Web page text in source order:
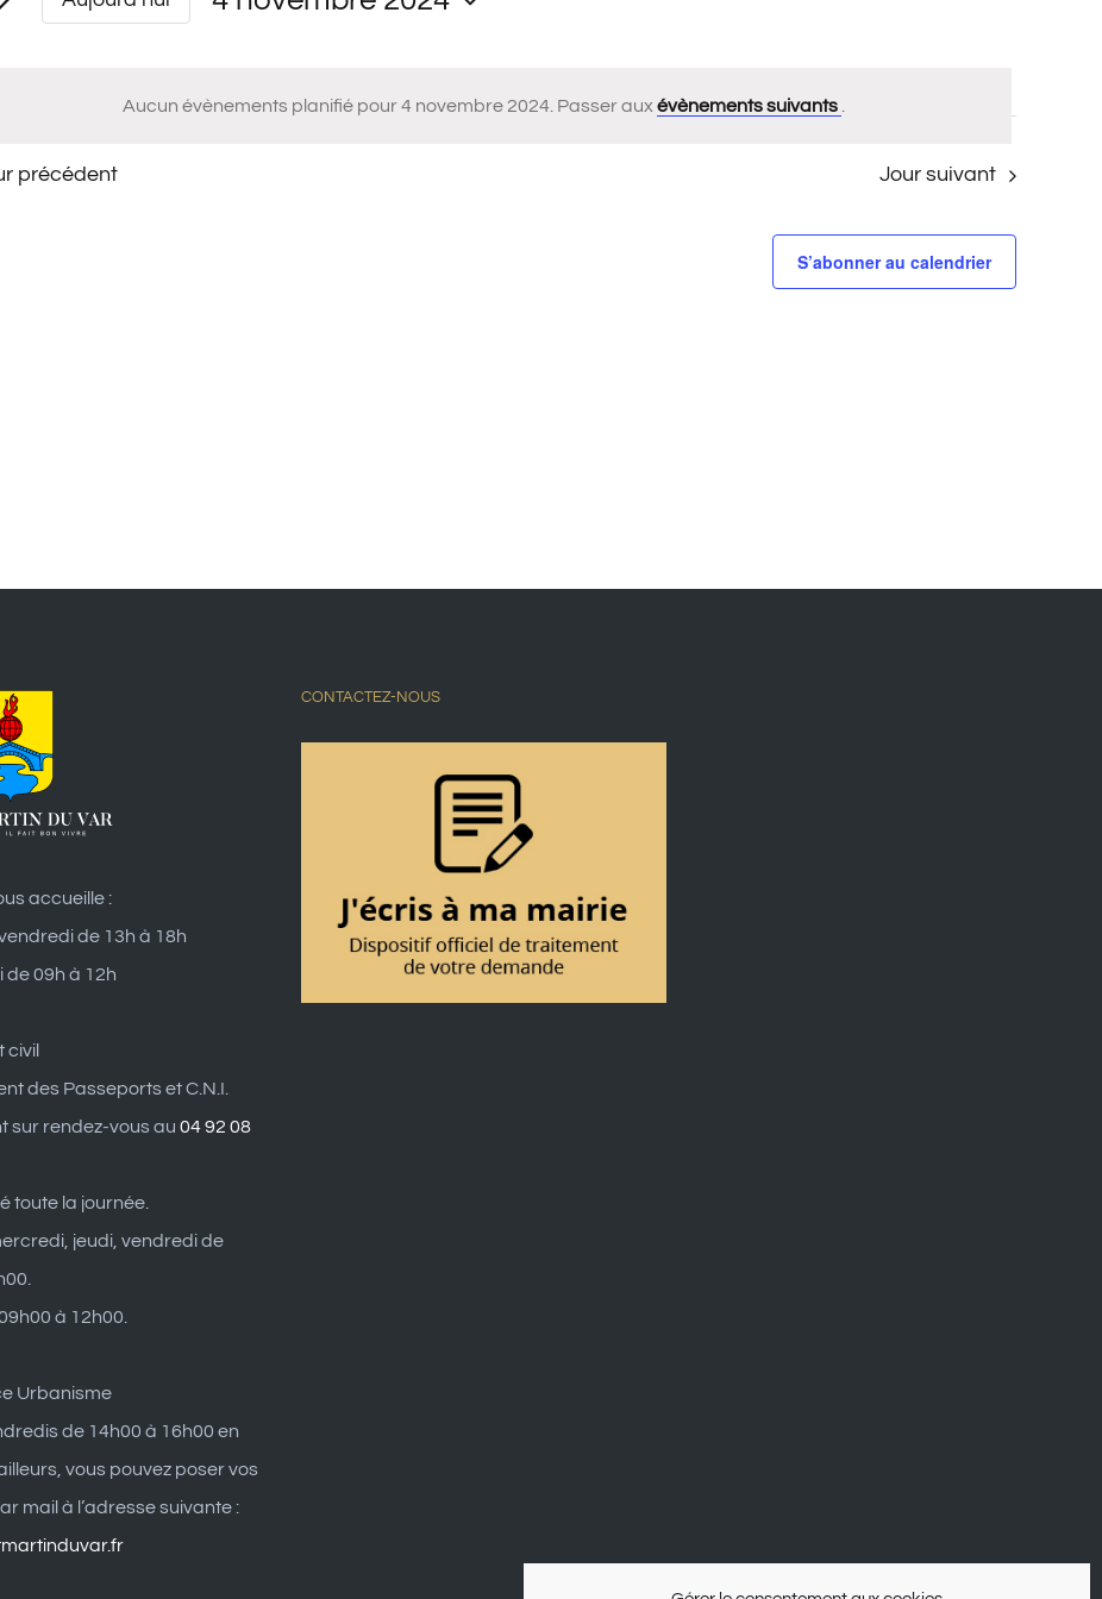
Aucun évènements planifié pour 4 novembre 2024. Passer aux évènements suivants
une
précédent Jour suivant
S’abonner au calendrier
accueille :
de 13h à 18h
de 09h à 12h
civil
des Passeports et C.N.I.
sur rendez-vous au 04 92 08
toute la journée.
jeudi, vendredi de
à 12h00.
Urbanisme
de 14h00 à 16h00 en
vous pouvez poser vos
mail à l’adresse suivante :
CONTACTEZ-NOUS